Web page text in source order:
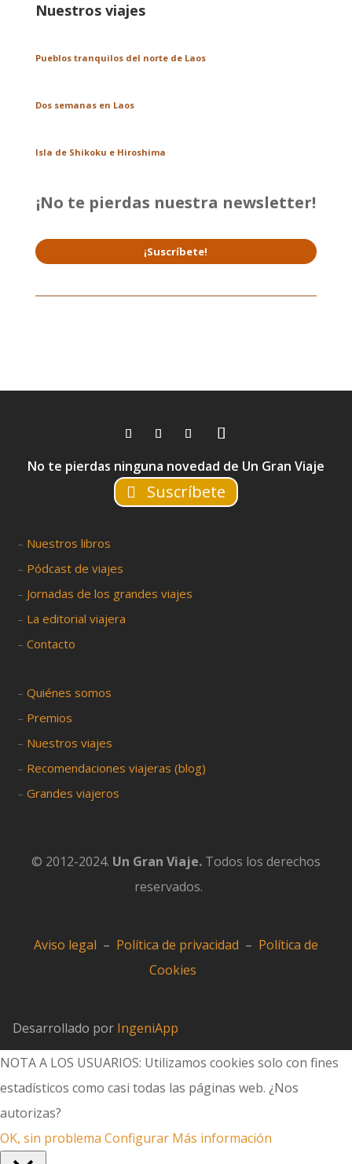
Nuestros viajes
Pueblos tranquilos del norte de Laos
Dos semanas en Laos
Isla de Shikoku e Hiroshima
¡No te pierdas nuestra newsletter!
¡Suscríbete!
No te pierdas ninguna novedad de Un Gran Viaje
Suscríbete
– Nuestros libros
– Pódcast de viajes
– Jornadas de los grandes viajes
– La editorial viajera
–Contacto
–Quiénes somos
– Premios
– Nuestros viajes
– Recomendaciones viajeras (blog)
–Grandes viajeros
© 2012-2024. Un Gran Viaje. Todos los derechos
reservados.
Aviso legal – Política de privacidad – Política de
Cookies
Desarrollado por IngeniApp
NOTA A LOS USUARIOS: Utilizamos cookies solo con fines
estadísticos como casi todas las páginas web. ¿Nos
autorizas?
OK, sin problema Configurar Más información